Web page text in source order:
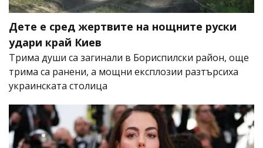
Дете е сред жертвите на нощните руски
удари край Киев
Трима души са загинали в Бориспилски район, още
трима са ранени, а мощни експлозии разтърсиха
украинската столица